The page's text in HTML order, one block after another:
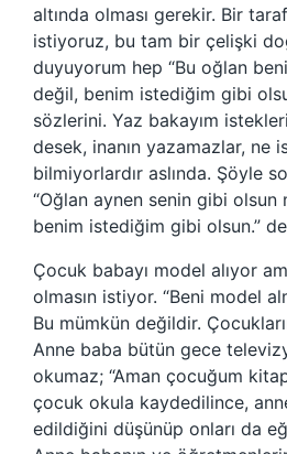
altında olması gerekir. Bir
istiyoruz, bu tam bir çelişki
duyuyorum hep “Bu oğlan
değil, benim istediğim gibi
sözlerini. Yaz bakayım
desek, inanın yazamazlar, ne
bilmiyorlardır aslında. Şöyle
“Oğlan aynen senin gibi olsun
benim istediğim gibi olsun.”
Çocuk babayı model alıyor
olmasın istiyor. “Beni model
Bu mümkün değildir.
Anne baba bütün gece
okumaz; “Aman çocuğum
çocuk okula kaydedilince,
edildiğini düşünüp onları da